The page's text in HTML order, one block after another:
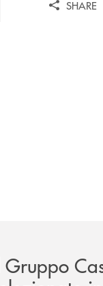
SHARE
Gruppo